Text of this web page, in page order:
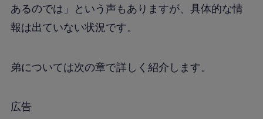
あるのでは」という声もありますが、具体的な情
報は出ていない状況です。
弟については次の章で詳しく紹介します。
広告